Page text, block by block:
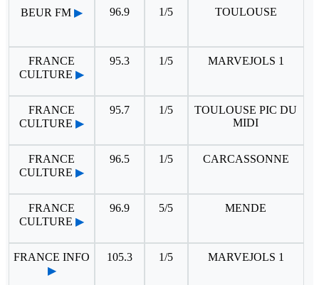
BEUR FM ▶ 96.9 1/5 TOULOUSE
FRANCE
CULTURE ▶
95.3 1/5 MARVEJOLS 1
FRANCE
CULTURE ▶
95.7 1/5
TOULOUSE PIC DU
MIDI
FRANCE
CULTURE ▶
96.5 1/5 CARCASSONNE
FRANCE
CULTURE ▶
96.9 5/5 MENDE
FRANCE INFO
▶
105.3 1/5 MARVEJOLS 1